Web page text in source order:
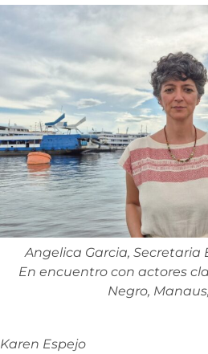
Angelica Garcia, Secretaria
En encuentro con actores
Negro,
Karen Espejo